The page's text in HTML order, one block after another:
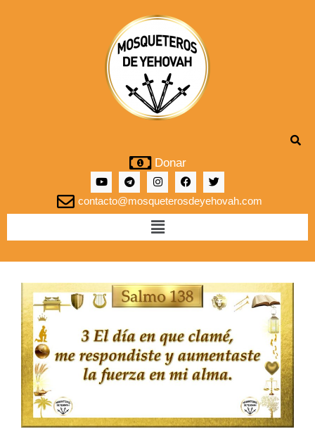
Donar
contacto@mosqueterosdeyehovah.com